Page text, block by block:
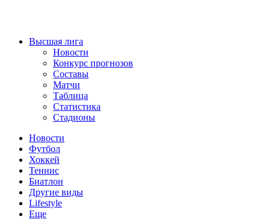
Высшая лига
Новости
Конкурс прогнозов
Составы
Матчи
Таблица
Статистика
Стадионы
Новости
Футбол
Хоккей
Теннис
Биатлон
Другие виды
Lifestyle
Еще